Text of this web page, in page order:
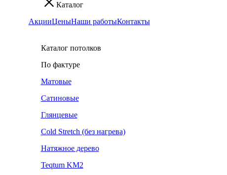
Каталог
АкцииЦеныНаши работыКонтакты
Каталог потолков
По фактуре
Матовые
Сатиновые
Глянцевые
Cold Stretch (без нагрева)
Натяжное дерево
Teqtum KM2